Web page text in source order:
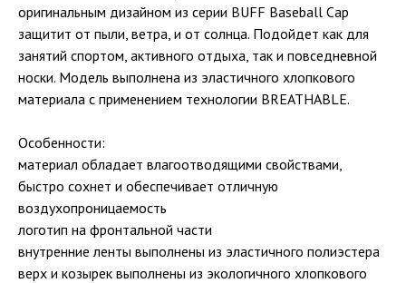
оригинальным дизайном из серии BUFF Baseball Cap
защитит от пыли, ветра, и от солнца. Подойдет как для
занятий спортом, активного отдыха, так и повседневной
носки. Модель выполнена из эластичного хлопкового
материала с применением технологии BREATHABLE.
Особенности:
материал обладает влагоотводящими свойствами,
быстро сохнет и обеспечивает отличную
воздухопроницаемость
логотип на фронтальной части
внутренние ленты выполнены из эластичного полиэстера
верх и козырек выполнены из экологичного хлопкового